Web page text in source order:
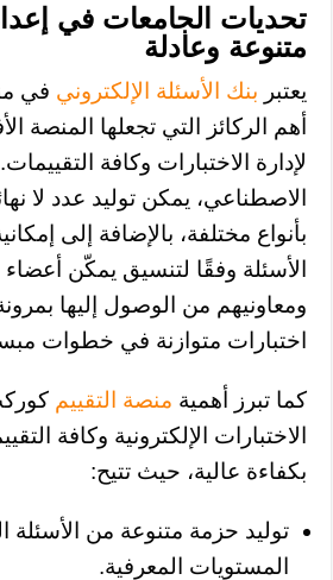
تحديات الجامعات في
متنوعة وعادلة
يعتبر بنك الأسئلة الإلكتروني في
أهم الركائز التي تجعلها المنصة
لإدارة الاختبارات وكافة
الاصطناعي، يمكن توليد عدد لا
بأنواع مختلفة، بالإضافة إلى
الأسئلة وفقًا لتنسيق يمكّن أعضاء
ومعاونيهم من الوصول إليها
اختبارات متوازنة في خطوات
كما تبرز أهمية منصة التقييم
الاختبارات الإلكترونية وكافة
بكفاءة عالية، حيث تتيح:
توليد حزمة متنوعة من
المستويات المعرفية.